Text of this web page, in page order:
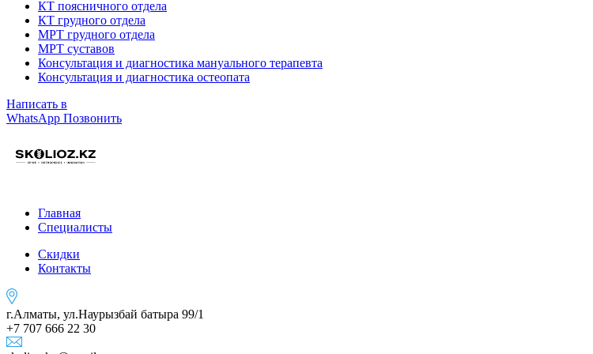
КТ поясничного отдела
КТ грудного отдела
МРТ грудного отдела
МРТ суставов
Консультация и диагностика мануального терапевта
Консультация и диагностика остеопата
Написать в
WhatsApp Позвонить
Главная
Специалисты
Скидки
Контакты
г.Алматы, ул.Наурызбай батыра 99/1
+7 707 666 22 30